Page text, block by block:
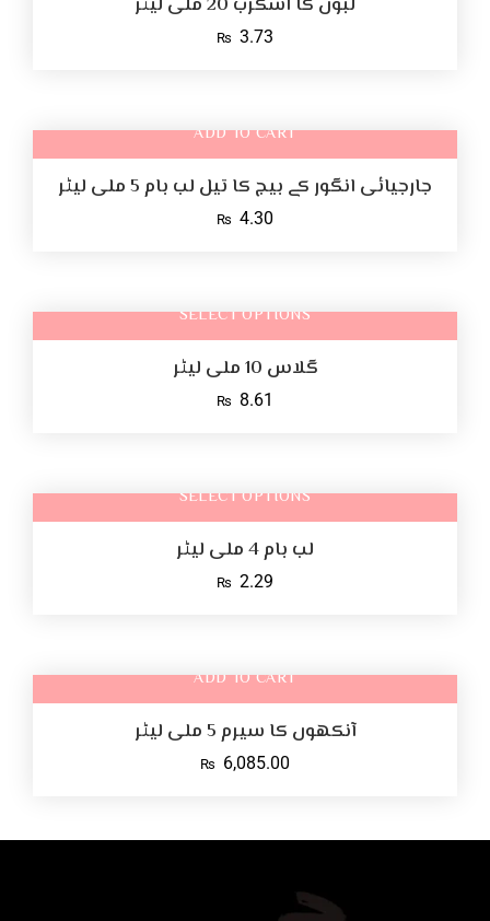
لبوں کا اسکرب 20 ملی لیٹر
₨ 3.73
ADD TO CART
جارجیائی انگور کے بیج کا تیل لب بام 5 ملی لیٹر
₨ 4.30
SELECT OPTIONS
گلاس 10 ملی لیٹر
₨ 8.61
SELECT OPTIONS
لب بام 4 ملی لیٹر
₨ 2.29
ADD TO CART
آنکھوں کا سیرم 5 ملی لیٹر
₨ 6,085.00